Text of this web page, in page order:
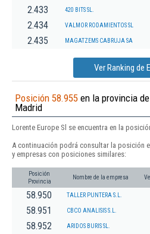
2.433 420 BITS SL.
2.434 VALMOR RODAMIENTOS SL
2.435 MAGATZEMS CABRUJA SA
Ver Ranking de
Posición 58.955 en la provincia de
Madrid
Lorente Europe Sl se encuentra en la
A continuación podrá consultar la posición
y empresas con posiciones similares:
Posición
Provincia
Nombre de la empresa
58.950 TALLER PUNTERA S.L.
58.951 CBCO ANALISIS S.L.
58.952 ARIDOS BURIS SL.